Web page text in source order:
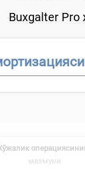
Buxgalter Pro
мазмуни